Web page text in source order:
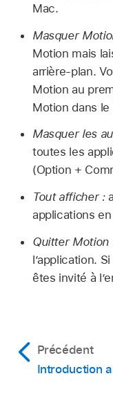
Mac.
Masquer
Motion mais
arrière-plan.
Motion au
Motion dans
Masquer les
toutes les
(Option +
Tout afficher :
applications
Quitter Motion
l’application.
êtes invité à
Précédent
Introduction